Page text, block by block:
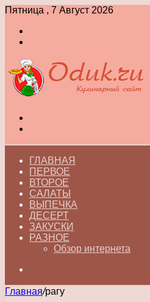
Пятница , 7 Август 2026
ГЛАВНАЯ
ПЕРВОЕ
ВТОРОЕ
САЛАТЫ
ВЫПЕЧКА
ДЕСЕРТ
ЗАКУСКИ
РАЗНОЕ
Обзор интернета
Главная/рагу